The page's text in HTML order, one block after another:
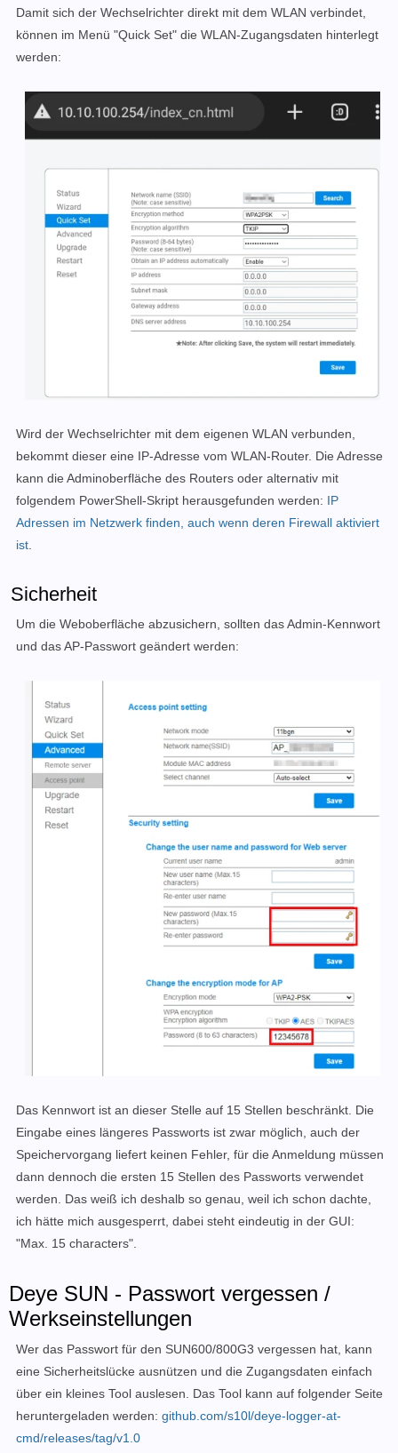
Damit sich der Wechselrichter direkt mit dem WLAN verbindet,
können im Menü "Quick Set" die WLAN-Zugangsdaten hinterlegt
werden:
Wird der Wechselrichter mit dem eigenen WLAN verbunden,
bekommt dieser eine IP-Adresse vom WLAN-Router. Die Adresse
kann die Adminoberfläche des Routers oder alternativ mit
folgendem PowerShell-Skript herausgefunden werden: IP
Adressen im Netzwerk finden, auch wenn deren Firewall aktiviert
ist
Sicherheit
Um die Weboberfläche abzusichern, sollten das Admin-Kennwort
und das AP-Passwort geändert werden:
Das Kennwort ist an dieser Stelle auf 15 Stellen beschränkt. Die
Eingabe eines längeres Passworts ist zwar möglich, auch der
Speichervorgang liefert keinen Fehler, für die Anmeldung müssen
dann dennoch die ersten 15 Stellen des Passworts verwendet
werden. Das weiß ich deshalb so genau, weil ich schon dachte,
ich hätte mich ausgesperrt, dabei steht eindeutig in der GUI:
"Max. 15 characters".
Deye SUN - Passwort vergessen /
Werkseinstellungen
Wer das Passwort für den SUN600/800G3 vergessen hat, kann
eine Sicherheitslücke ausnützen und die Zugangsdaten einfach
über ein kleines Tool auslesen. Das Tool kann auf folgender Seite
heruntergeladen werden: github.com/s10l/deye-logger-at-
cmd/releases/tag/v1.0